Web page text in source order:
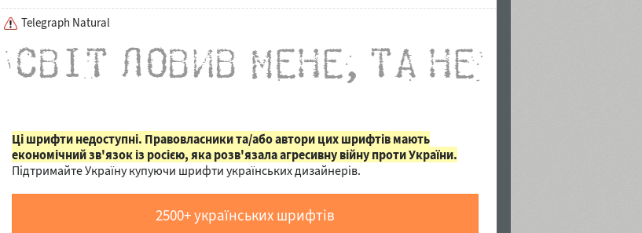
Telegraph Natural
Ці шрифти недоступні. Правовласники та/або автори цих шрифтів мають
економічний зв'язок із росією, яка розв'язала агресивну війну проти України.
Підтримайте Україну купуючи шрифти українських дизайнерів.
2500+ українських шрифтів